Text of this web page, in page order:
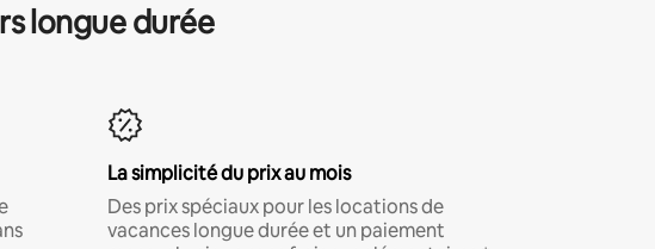
longue durée
La simplicité du prix au mois
Des prix spéciaux pour les locations de
vacances longue durée et un paiement